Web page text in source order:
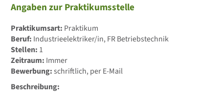
Angaben zur Praktikumsstelle
Praktikumsart: Praktikum
Beruf: Industrieelektriker/in, FR Betriebstechnik
Stellen: 1
Zeitraum: Immer
Bewerbung:schriftlich, per E-Mail
Beschreibung: